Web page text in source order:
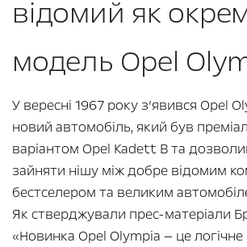
відомий як
модель Opel
У вересні 1967 року з’явився Opel
новий автомобіль, який був
варіантом Opel Kadett B та
зайняти нішу між добре відомим
бестселером та великим
Як стверджували прес-матеріали
«Новинка Opel Olympia — це